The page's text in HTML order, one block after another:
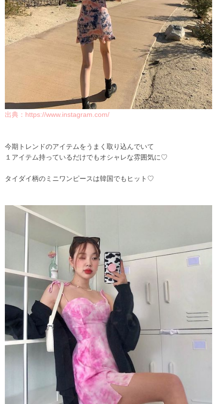
出典： https://www.instagram.com/
今期トレンドのアイテムをうまく取り込んでいて
１アイテム持っているだけでもオシャレな雰囲気に♡
タイダイ柄のミニワンピースは韓国でもヒット♡